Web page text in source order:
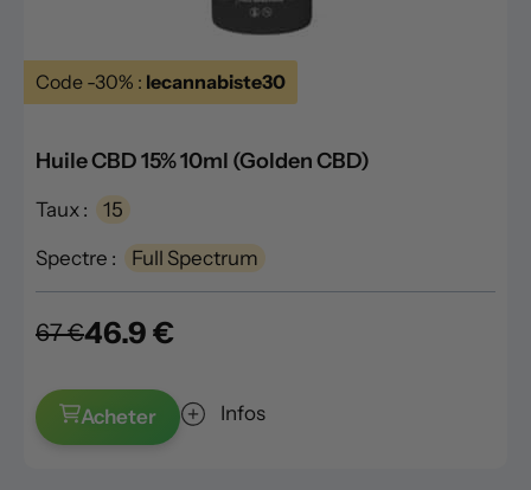
Code -30% : lecannabiste30
Huile CBD 15% 10ml (Golden CBD)
Taux : 15
Spectre : Full Spectrum
67 €46.9 €
Acheter Infos